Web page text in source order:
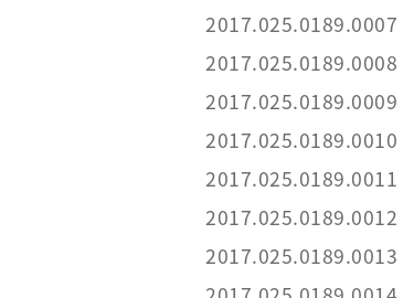
2017.025.0189.0007
2017.025.0189.0008
2017.025.0189.0009
2017.025.0189.0010
2017.025.0189.0011
2017.025.0189.0012
2017.025.0189.0013